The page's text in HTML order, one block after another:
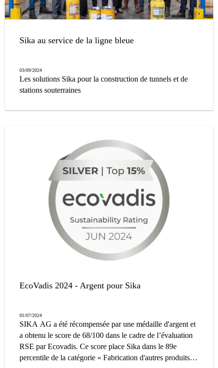
Sika au service de la ligne bleue
03/09/2024
Les solutions Sika pour la construction de tunnels et de
stations souterraines
EcoVadis 2024 - Argent pour Sika
01/07/2024
SIKA AG a été récompensée par une médaille d'argent et
a obtenu le score de 68/100 dans le cadre de l’évaluation
RSE par Ecovadis. Ce score place Sika dans le 89e
percentile de la catégorie « Fabrication d'autres produits